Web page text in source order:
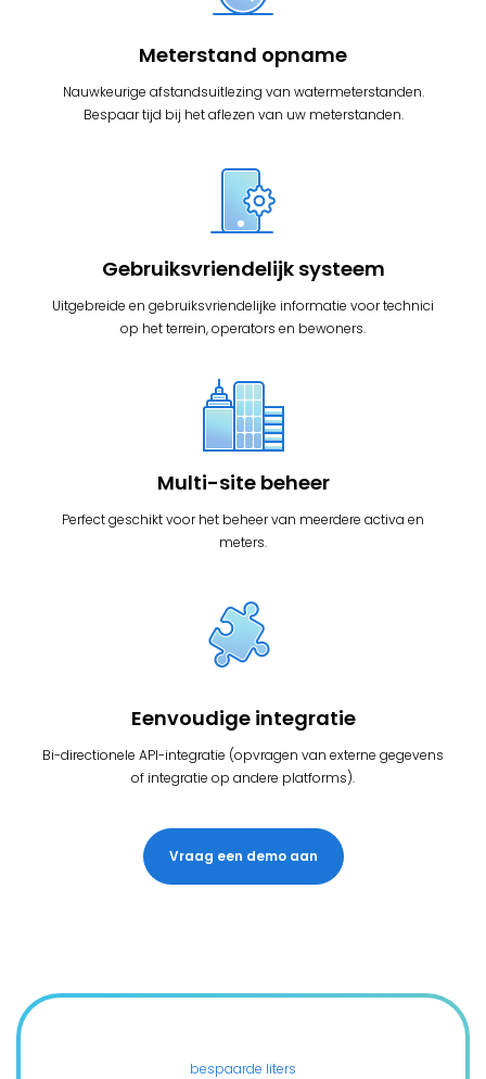
Meterstand opname
Nauwkeurige afstandsuitlezing van watermeterstanden.
Bespaar tijd bij het aflezen van uw meterstanden.
Gebruiksvriendelijk systeem
Uitgebreide en gebruiksvriendelijke informatie voor technici
op het terrein, operators en bewoners.
Multi-site beheer
Perfect geschikt voor het beheer van meerdere activa en
meters.
Eenvoudige integratie
Bi-directionele API-integratie (opvragen van externe gegevens
of integratie op andere platforms).
Vraag een demo aan
bespaarde liters